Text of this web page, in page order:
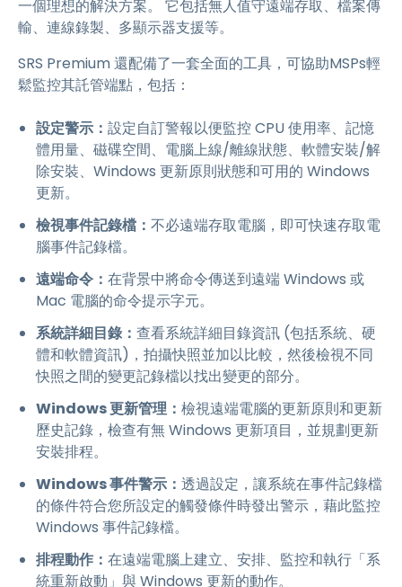
一個理想的解決方案。 它包括無人值守遠端存取、檔案傳
輸、連線錄製、多顯示器支援等。
SRS Premium 還配備了一套全面的工具，可協助MSPs輕
鬆監控其託管端點，包括：
設定警示： 設定自訂警報以便監控 CPU 使用率、記憶
體用量、磁碟空間、電腦上線/離線狀態、軟體安裝/解
除安裝、Windows 更新原則狀態和可用的 Windows
更新。
檢視事件記錄檔： 不必遠端存取電腦，即可快速存取電
腦事件記錄檔。
遠端命令： 在背景中將命令傳送到遠端 Windows 或
Mac 電腦的命令提示字元。
系統詳細目錄： 查看系統詳細目錄資訊 (包括系統、硬
體和軟體資訊)，拍攝快照並加以比較，然後檢視不同
快照之間的變更記錄檔以找出變更的部分。
Windows 更新管理： 檢視遠端電腦的更新原則和更新
歷史記錄，檢查有無 Windows 更新項目，並規劃更新
安裝排程。
Windows 事件警示： 透過設定，讓系統在事件記錄檔
的條件符合您所設定的觸發條件時發出警示，藉此監控
Windows 事件記錄檔。
排程動作： 在遠端電腦上建立、安排、監控和執行「系
統重新啟動」與 Windows 更新的動作。